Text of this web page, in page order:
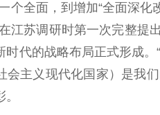
个全面，到增加“全面深
江苏调研时第一次完整提
时代的战略布局正式形成
会主义现代化国家）是我